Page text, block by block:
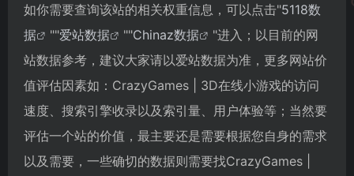
如你需要查询该站的相关权重信息，可以点击"5118数
据
""爱站数据 ""Chinaz数据
"进入；以目前的网
站数据参考，建议大家请以爱站数据为准，更多网站价
值评估因素如：CrazyGames | 3D在线小游戏的访问
速度、搜索引擎收录以及索引量、用户体验等；当然要
评估一个站的价值，最主要还是需要根据您自身的需求
以及需要，一些确切的数据则需要找CrazyGames |